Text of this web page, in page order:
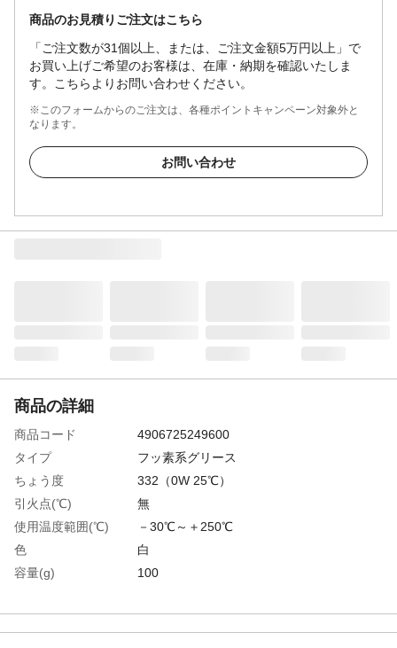
商品のお見積りご注文はこちら
「ご注文数が31個以上、または、ご注文金額5万円以上」で
お買い上げご希望のお客様は、在庫・納期を確認いたしま
す。こちらよりお問い合わせください。
※このフォームからのご注文は、各種ポイントキャンペーン対象外と
なります。
お問い合わせ
商品の詳細
商品コード
4906725249600
タイプ
フッ素系グリース
ちょう度
332（0W 25℃）
引火点(℃)
無
使用温度範囲(℃)
－30℃～＋250℃
色
白
容量(g)
100
動粘度(40℃・［［Ｍ
Ｍ２］］/s)
145